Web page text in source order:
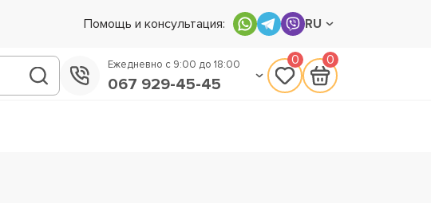
Помощь и консультация: RU
Ежедневно с 9:00 до 18:00
067 929-45-45
0 0